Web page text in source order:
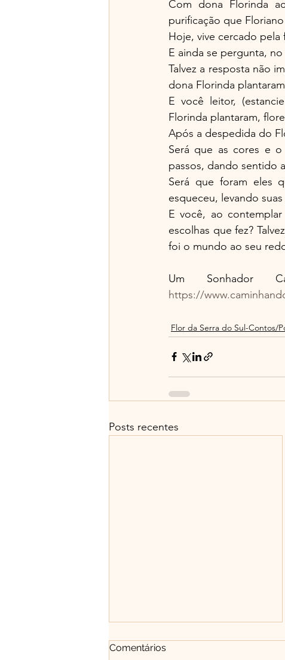
Com dona Florinda
purificação que
Hoje, vive cercado pela
E ainda se pergunta,
Talvez a resposta não
dona Florinda
E você leitor,
Florinda plantaram,
Após a despedida do
Será que as cores e
passos, dando sentido
Será que foram eles
esqueceu, levando
E você, ao
escolhas que fez?
foi o mundo ao seu
https://
Flor da Serra do Sul-Contos/
Posts recentes
Comentários